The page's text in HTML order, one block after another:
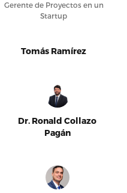
Gerente de Proyectos en un
Startup
Tomás Ramírez
Dr. Ronald Collazo
Pagán